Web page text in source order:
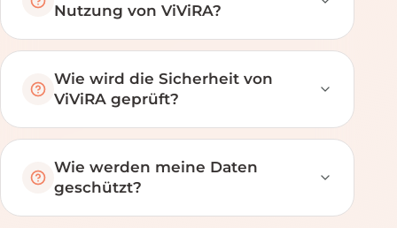
Nutzung von ViViRA?
Wie wird die Sicherheit von
ViViRA geprüft?
Wie werden meine Daten
geschützt?